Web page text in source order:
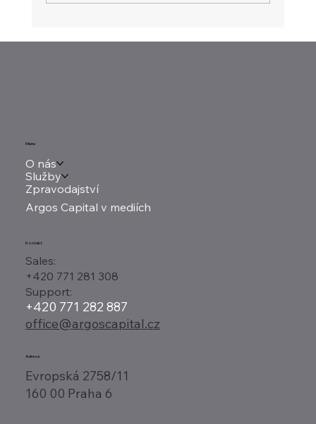
Menu
O nás
Služby
Zpravodajství
Argos Capital v mediích
Adresa
Evropská 2758/11
160 00 Praha 6
Kontakt
Sales:
+420 771 281 308
Support:
+420 771 282 887
office@argoscapital.cz